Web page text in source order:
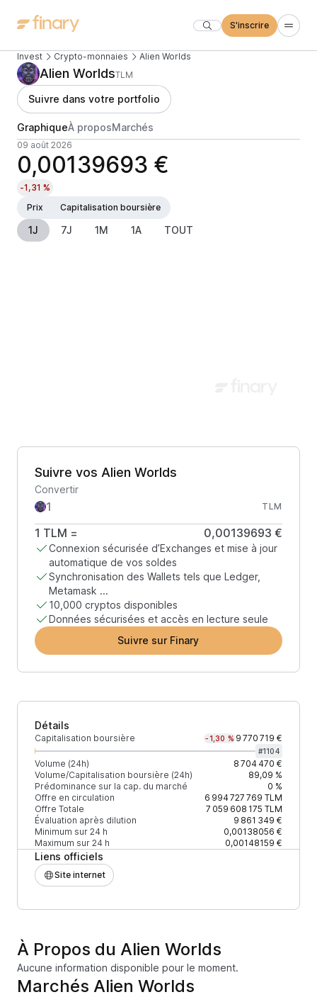
S'inscrire
Invest Crypto-monnaies Alien Worlds
Alien WorldsTLM
Suivre dans votre portfolio
GraphiqueÀ proposMarchés
09 août 2026
0,00139693 €
-1,31 %
Prix
Capitalisation boursière
1J 7J 1M 1A TOUT
Suivre vos Alien Worlds
Convertir
TLM
1 TLM = 0,00139693 €
Connexion sécurisée d’Exchanges et mise à jour
automatique de vos soldes
Synchronisation des Wallets tels que Ledger,
Metamask ...
10,000 cryptos disponibles
Données sécurisées et accès en lecture seule
Suivre sur Finary
Détails
Capitalisation boursière -1,30 % 9 770 719 €
#1104
Volume (24h)
8 704 470 €
Volume/Capitalisation boursière (24h)
89,09 %
Prédominance sur la cap. du marché
0 %
Offre en circulation
6 994 727 769 TLM
Offre Totale
7 059 608 175 TLM
Évaluation après dilution
9 861 349 €
Minimum sur 24 h
0,00138056 €
Maximum sur 24 h
0,00148159 €
Liens officiels
Site internet
À Propos du Alien Worlds
Aucune information disponible pour le moment.
Marchés Alien Worlds